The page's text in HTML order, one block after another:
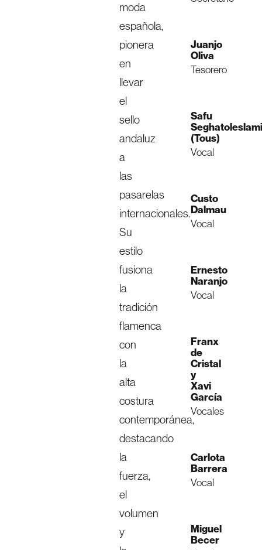
moda
española,
pionera
en
llevar
el
sello
andaluz
a
las
pasarelas
internacionales.
Su
estilo
fusiona
la
tradición
flamenca
con
la
alta
costura
contemporánea,
destacando
la
fuerza,
el
volumen
y
Juanjo
Oliva
Tesorero
Safu
(Tous)
Vocal
Custo
Dalmau
Vocal
Ernesto
Naranjo
Vocal
Franx
de
Cristal
y
Xavi
García
Vocales
Carlota
Barrera
Vocal
Miguel
Becer